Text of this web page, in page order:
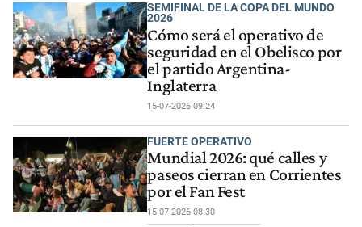
SEMIFINAL DE LA COPA DEL MUNDO
2026
Cómo será el operativo de
seguridad en el Obelisco por
el partido Argentina-
Inglaterra
15-07-2026 09:24
FUERTE OPERATIVO
Mundial 2026: qué calles y
paseos cierran en Corrientes
por el Fan Fest
15-07-2026 08:30